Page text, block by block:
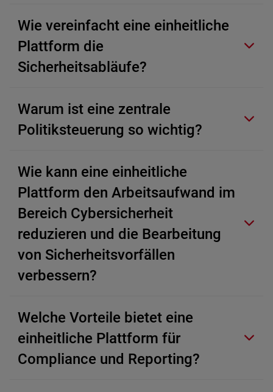
Wie vereinfacht eine einheitliche
Plattform die
Sicherheitsabläufe?
Warum ist eine zentrale
Politiksteuerung so wichtig?
Wie kann eine einheitliche
Plattform den Arbeitsaufwand im
Bereich Cybersicherheit
reduzieren und die Bearbeitung
von Sicherheitsvorfällen
verbessern?
Welche Vorteile bietet eine
einheitliche Plattform für
Compliance und Reporting?